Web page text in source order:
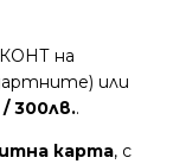
на
или
300лв..
карта, с